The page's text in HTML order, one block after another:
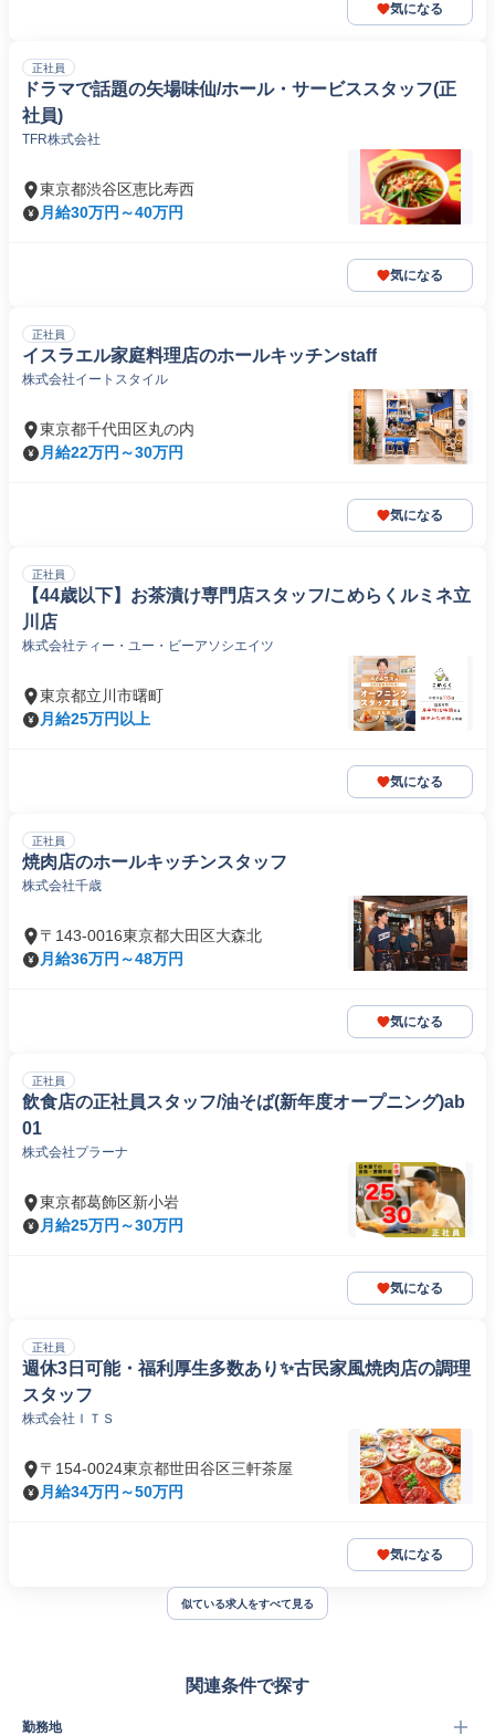
気になる
正社員
ドラマで話題の矢場味仙/ホール・サービススタッフ(正
社員)
TFR株式会社
東京都渋谷区恵比寿西
月給30万円～40万円
気になる
正社員
イスラエル家庭料理店のホールキッチンstaff
株式会社イートスタイル
東京都千代田区丸の内
月給22万円～30万円
気になる
正社員
【44歳以下】お茶漬け専門店スタッフ/こめらくルミネ立
川店
株式会社ティー・ユー・ビーアソシエイツ
東京都立川市曙町
月給25万円以上
気になる
正社員
焼肉店のホールキッチンスタッフ
株式会社千歳
〒143-0016東京都大田区大森北
月給36万円～48万円
気になる
正社員
飲食店の正社員スタッフ/油そば(新年度オープニング)ab
01
株式会社プラーナ
東京都葛飾区新小岩
月給25万円～30万円
気になる
正社員
週休3日可能・福利厚生多数あり✨古民家風焼肉店の調理
スタッフ
株式会社ＩＴＳ
〒154-0024東京都世田谷区三軒茶屋
月給34万円～50万円
気になる
似ている求人をすべて見る
関連条件で探す
勤務地